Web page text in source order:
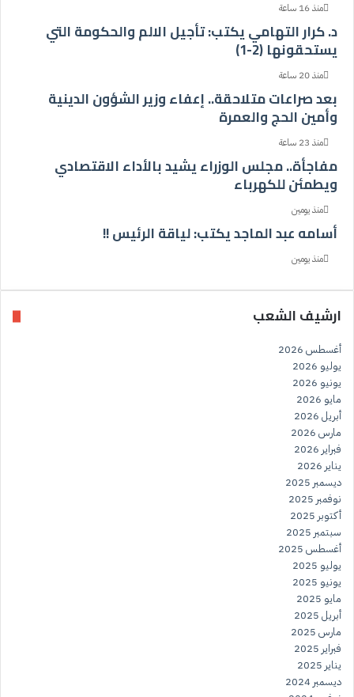
منذ 16 ساعة
د. كرار التهامي يكتب: تأجيل الالم والحكومة التي
يستحقونها (2-1)
منذ 20 ساعة
بعد صراعات متلاحقة.. إعفاء وزير الشؤون الدينية
وأمين الحج والعمرة
منذ 23 ساعة
مفاجأة.. مجلس الوزراء يشيد بالأداء الاقتصادي
ويطمئن للكهرباء
منذ يومين
أسامه عبد الماجد يكتب: لياقة الرئيس !!
منذ يومين
ارشيف الشعب
أغسطس 2026
يوليو 2026
يونيو 2026
مايو 2026
أبريل 2026
مارس 2026
فبراير 2026
يناير 2026
ديسمبر 2025
نوفمبر 2025
أكتوبر 2025
سبتمبر 2025
أغسطس 2025
يوليو 2025
يونيو 2025
مايو 2025
أبريل 2025
مارس 2025
فبراير 2025
يناير 2025
ديسمبر 2024